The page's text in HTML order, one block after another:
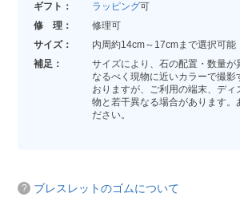
ギフト：
ラッピング可
修 理：
修理可
サイズ：
内周約14cm～17cmまで選択可能
補足：
サイズにより、石の配置・数量が
なるべく現物に近いカラーで撮影
おりますが、ご利用の端末、ディ
物と若干異なる場合があります。
ださい。
ブレスレットのゴムについて